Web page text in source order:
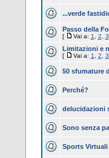
...verde
Passo della
[ Vai a: 1 2 3
Limitazioni e
[ Vai a: 1 2 3
50 sfumature
Perché?
delucidazioni
Sono senza
Sports Virtuali